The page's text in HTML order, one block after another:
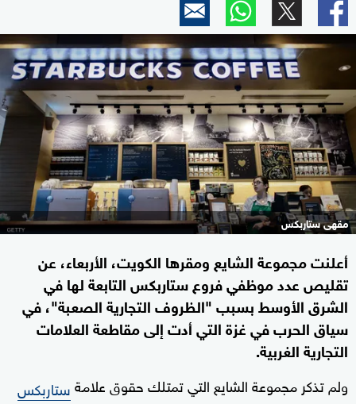
مقهى ستاربكس
أعلنت مجموعة الشايع ومقرها الكويت، الأربعاء، عن
تقليص عدد موظفي فروع ستاربكس التابعة لها في
الشرق الأوسط بسبب "الظروف التجارية الصعبة"، في
سياق الحرب في غزة التي أدت إلى مقاطعة العلامات
التجارية الغربية.
ولم تذكر مجموعة الشايع التي تمتلك حقوق علامةستاربكس